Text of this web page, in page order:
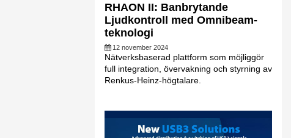
RHAON II: Banbrytande
Ljudkontroll med Omnibeam-
teknologi
12 november 2024
Nätverksbaserad plattform som möjliggör
full integration, övervakning och styrning av
Renkus-Heinz-högtalare.